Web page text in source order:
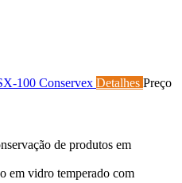
100 Conservex Detalhes Preço
de produtos em
em vidro temperado com